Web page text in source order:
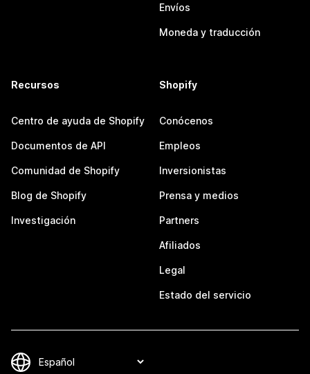
Envíos
Moneda y traducción
Recursos
Centro de ayuda de Shopify
Documentos de API
Comunidad de Shopify
Blog de Shopify
Investigación
Shopify
Conócenos
Empleos
Inversionistas
Prensa y medios
Partners
Afiliados
Legal
Estado del servicio